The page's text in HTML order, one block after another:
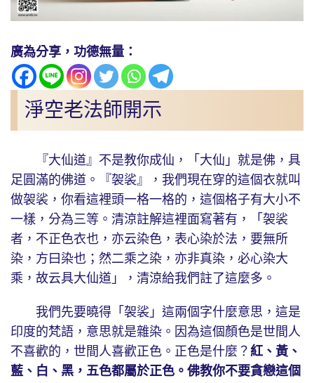
廣為分享，功德無量：
淨空老法師開示
『大仙道』不是教你成仙，「大仙」就是佛，具
足圓滿的佛道。『袈裟』，我們現在穿的這個衣就叫
做袈裟，你看這裡頭一格一格的，這個格子有大小不
一樣，分為三等。清涼註解這裡面寫著有，「袈裟
者，不正色衣也，亦云染色，表心染於法，要無所
染，方曰染也；然二乘之染，亦非真染，必心染大
乘，故云具大仙道」，清涼給我們註了這麼多。
我們先要曉得「袈裟」這兩個字什麼意思，這是
印度的梵語，意思就是雜染。因為這個顏色是世間人
不喜歡的，世間人喜歡正色。正色是什麼？ 紅、黃、
藍、白、黑，五色都屬於正色。佛教你不要貪戀這個